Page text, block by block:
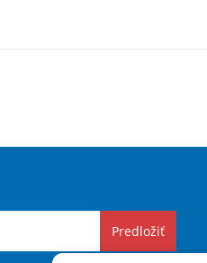
Predložiť